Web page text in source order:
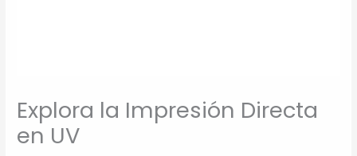
Explora la Impresión Directa
en UV